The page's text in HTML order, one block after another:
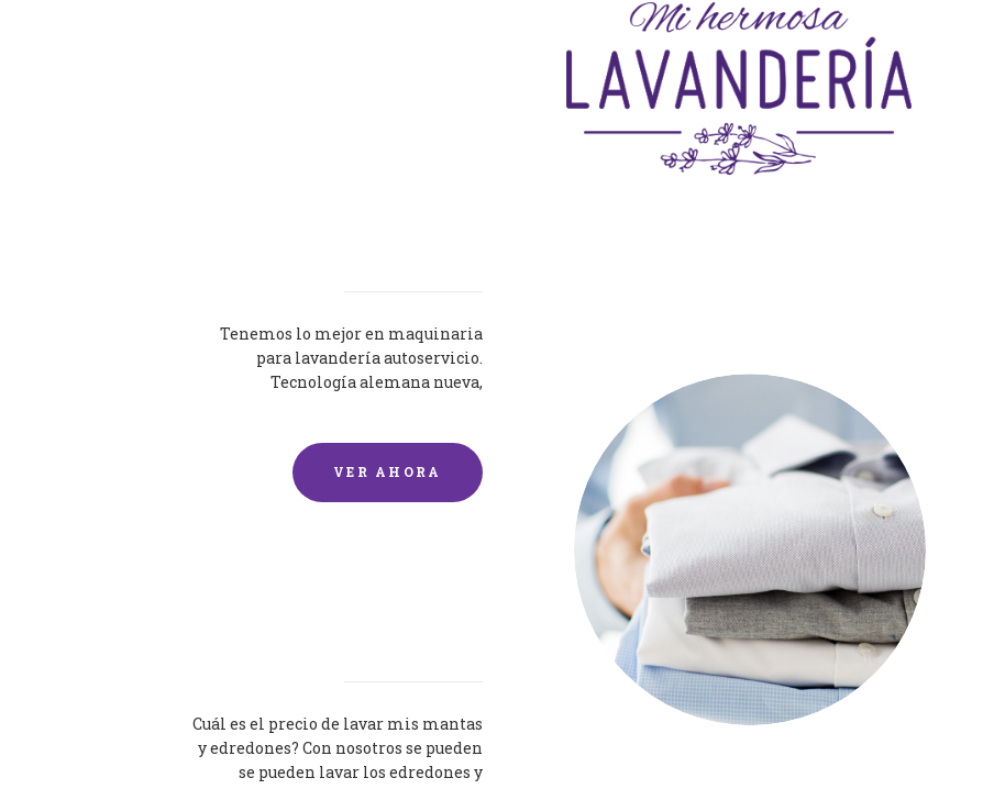
Tenemos lo mejor en maquinaria
para lavandería autoservicio.
Tecnología alemana nueva,
VER AHORA
Cuál es el precio de lavar mis mantas
y edredones? Con nosotros se pueden
se pueden lavar los edredones y